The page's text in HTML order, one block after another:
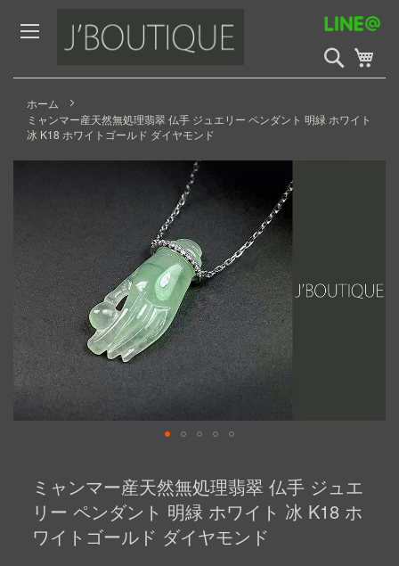
to
Content
検
索
開
ホーム
ミャンマー産天然無処理翡翠 仏手 ジュエリー ペンダント 明緑 ホワイト
冰 K18 ホワイトゴールド ダイヤモンド
Skip
images
gallery
beginning
images
ミャンマー産天然無処理翡翠 仏手 ジュエ
リー ペンダント 明緑 ホワイト 冰 K18 ホ
ワイトゴールド ダイヤモンド